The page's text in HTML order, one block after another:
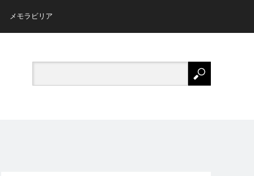
メモラビリア